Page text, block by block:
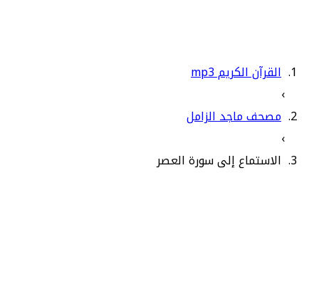
القرآن الكريم mp3
›
مصحف ماجد الزامل
›
الاستماع إلى سورة العصر